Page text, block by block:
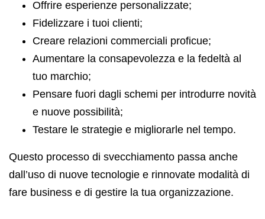
Offrire esperienze personalizzate;
Fidelizzare i tuoi clienti;
Creare relazioni commerciali proficue;
Aumentare la consapevolezza e la fedeltà al
tuo marchio;
Pensare fuori dagli schemi per introdurre novità
e nuove possibilità;
Testare le strategie e migliorarle nel tempo.
Questo processo di svecchiamento passa anche
dall’uso di nuove tecnologie e rinnovate modalità di
fare business e di gestire la tua organizzazione.